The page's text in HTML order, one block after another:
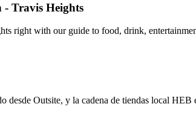
- Travis Heights
right with our guide to food, drink,
desde Outsite, y la cadena de tiendas local